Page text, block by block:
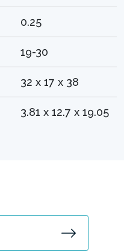
0.25
19-30
32 x 17 x 38
3.81 x 12.7 x 19.05